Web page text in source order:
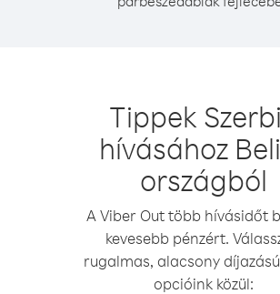
Tippek
hívásához
országból
A Viber Out több hívásidőt
kevesebb pénzért.
rugalmas, alacsony
opcióink közül: